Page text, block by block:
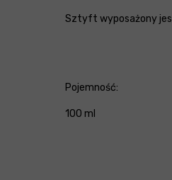
Sztyft wyposażony
Pojemność:
100 ml